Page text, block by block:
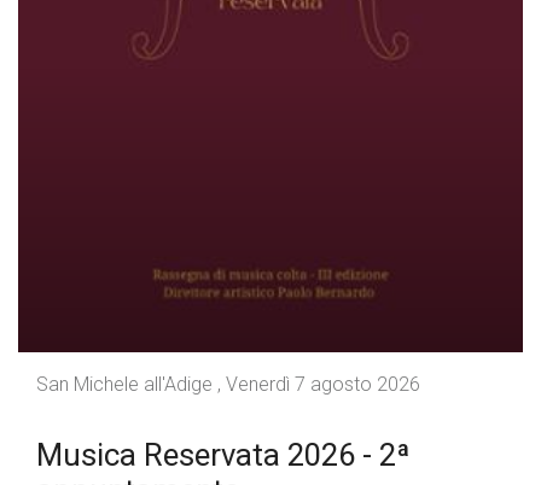
Musica Reservata 2026 - 2ª
San Michele all'Adige , Venerdì 7 agosto 2026